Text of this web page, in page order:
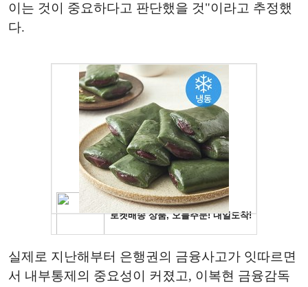
이는 것이 중요하다고 판단했을 것"이라고 추정했
다.
실제로 지난해부터 은행권의 금융사고가 잇따르면
서 내부통제의 중요성이 커졌고, 이복현 금융감독